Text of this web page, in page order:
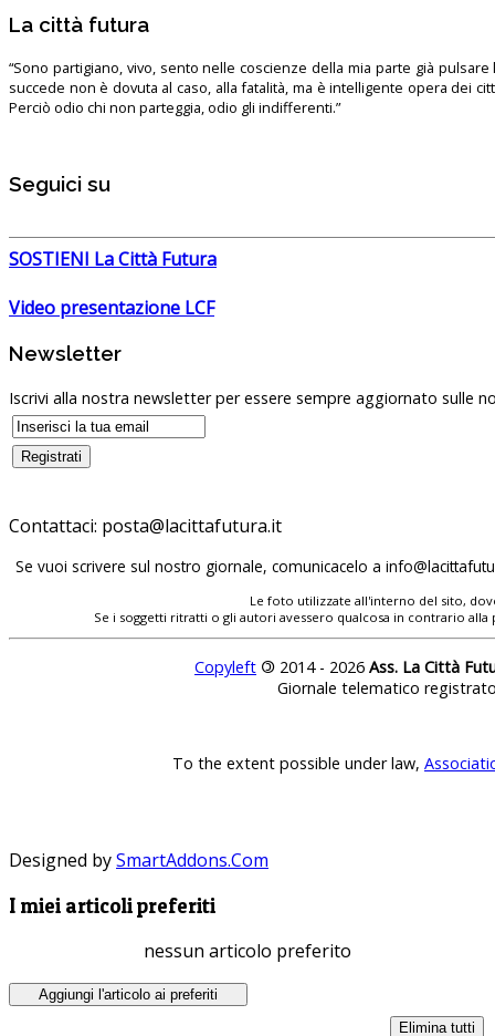
La città futura
“Sono partigiano, vivo, sento nelle coscienze della mia parte già pulsare
succede non è dovuta al caso, alla fatalità, ma è intelligente opera dei
Perciò odio chi non parteggia, odio gli indifferenti.”
Seguici su
SOSTIENI La Città Futura
Video presentazione LCF
Newsletter
Iscrivi alla nostra newsletter per essere sempre aggiornato sulle
Contattaci: posta@lacittafutura.it
Se vuoi scrivere sul nostro giornale, comunicacelo a
Le foto utilizzate all'interno del sito,
Se i soggetti ritratti o gli autori avessero qualcosa in contrario
Copyleft © 2014 - 2026 Ass. La Città
Giornale telematico
To the extent possible under law,
Designed bySmartAddons.Com
I miei articoli preferiti
nessun articolo preferito